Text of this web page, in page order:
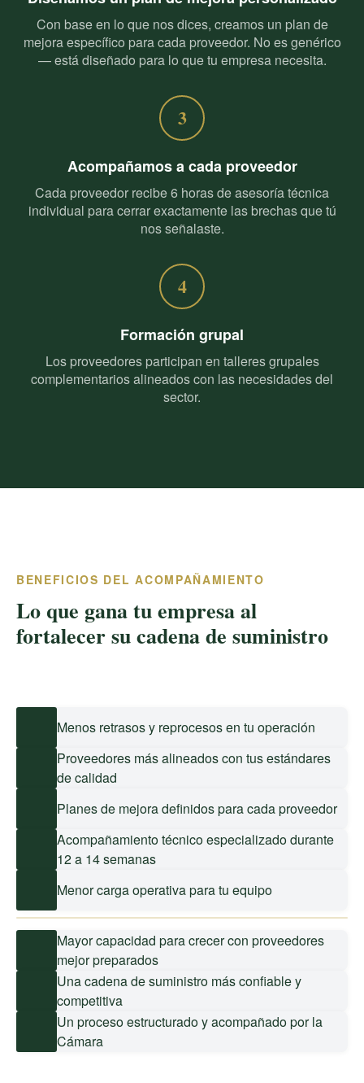
Con base en lo que nos dices, creamos un plan de
mejora específico para cada proveedor. No es genérico
— está diseñado para lo que tu empresa necesita.
3
Acompañamos a cada proveedor
Cada proveedor recibe 6 horas de asesoría técnica
individual para cerrar exactamente las brechas que tú
nos señalaste.
4
Formación grupal
Los proveedores participan en talleres grupales
complementarios alineados con las necesidades del
sector.
BENEFICIOS DEL ACOMPAÑAMIENTO
Lo que gana tu empresa al
fortalecer su cadena de suministro
Menos retrasos y reprocesos en tu operación
Proveedores más alineados con tus estándares
de calidad
Planes de mejora definidos para cada proveedor
Acompañamiento técnico especializado durante
12 a 14 semanas
Menor carga operativa para tu equipo
Mayor capacidad para crecer con proveedores
mejor preparados
Una cadena de suministro más confiable y
competitiva
Un proceso estructurado y acompañado por la
Cámara